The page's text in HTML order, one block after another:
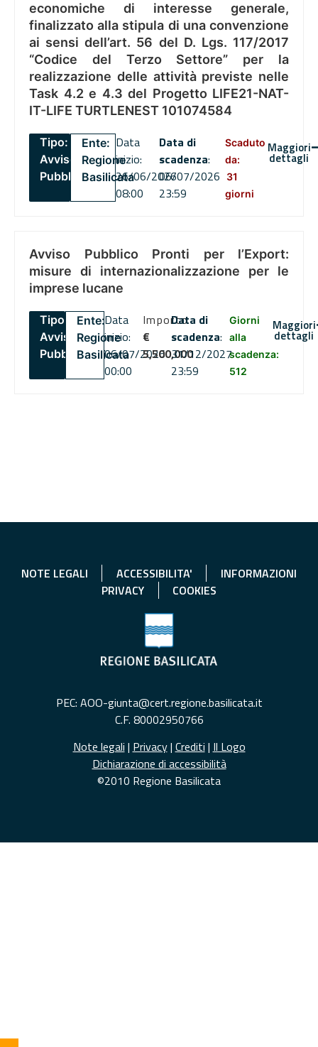
economiche di interesse generale,
finalizzato alla stipula di una convenzione
ai sensi dell’art. 56 del D. Lgs. 117/2017
“Codice del Terzo Settore” per la
realizzazione delle attività previste nelle
Task 4.2 e 4.3 del Progetto LIFE21-NAT-
IT-LIFE TURTLENEST 101074584
Tipo:
Avviso
Pubblico
Ente:
Regione
Basilicata
Data
inizio:
26/06/2026
08:00
Data di
scadenza:
06/07/2026
23:59
Scaduto
da:
31
giorni
Maggiori
dettagli
Avviso Pubblico Pronti per l’Export:
misure di internazionalizzazione per le
imprese lucane
Tipo:
Avviso
Pubblico
Ente:
Regione
Basilicata
Data
inizio:
06/07/2026
00:00
Importo
€
5,500,000
Data di
scadenza:
31/12/2027
23:59
Giorni
alla
scadenza:
512
Maggiori
dettagli
NOTE LEGALI ACCESSIBILITA'
INFORMAZIONI
PRIVACY
COOKIES
PEC: AOO-giunta@cert.regione.basilicata.it
C.F. 80002950766
Note legali | Privacy| Crediti | Il Logo
Dichiarazione di accessibilità
©2010 Regione Basilicata